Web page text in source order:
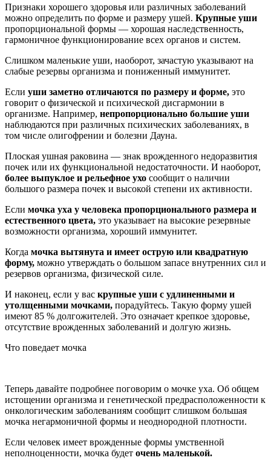
Признаки хорошего здоровья или различных заболеваний
можно определить по форме и размеру ушей. Крупные уши
пропорциональной формы — хорошая наследственность,
гармоничное функционирование всех органов и систем.
Слишком маленькие уши, наоборот, зачастую указывают на
слабые резервы организма и пониженный иммунитет.
Если уши заметно отличаются по размеру и форме, это
говорит о физической и психической дисгармонии в
организме. Например, непропорционально большие уши
наблюдаются при различных психических заболеваниях, в
том числе олигофрении и болезни Дауна.
Плоская ушная раковина — знак врожденного недоразвития
почек или их функциональной недостаточности. И наоборот,
более выпуклое и рельефное ухо сообщит о наличии
большого размера почек и высокой степени их активности.
Если мочка уха у человека пропорционального размера и
естественного цвета, это указывает на высокие резервные
возможности организма, хороший иммунитет.
Когда мочка вытянута и имеет острую или квадратную
форму, можно утверждать о большом запасе внутренних сил и
резервов организма, физической силе.
И наконец, если у вас крупные уши с удлиненными и
утолщенными мочками, порадуйтесь. Такую форму ушей
имеют 85 % долгожителей. Это означает крепкое здоровье,
отсутствие врожденных заболеваний и долгую жизнь.
Что поведает мочка
Теперь давайте подробнее поговорим о мочке уха. Об общем
истощении организма и генетической предрасположенности к
онкологическим заболеваниям сообщит слишком большая
мочка негармоничной формы и неоднородной плотности.
Если человек имеет врожденные формы умственной
неполноценности, мочка будет очень маленькой.